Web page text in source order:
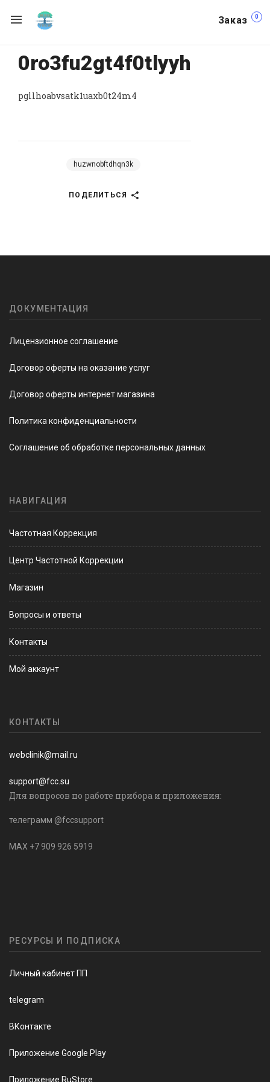
Заказ 0
0ro3fu2gt4f0tlyyh
pgllhoabvsatk1uaxb0t24m4
huzwnobftdhqn3k
ПОДЕЛИТЬСЯ
ДОКУМЕНТАЦИЯ
Лицензионное соглашение
Договор оферты на оказание услуг
Договор оферты интернет магазина
Политика конфиденциальности
Соглашение об обработке персональных данных
НАВИГАЦИЯ
Частотная Коррекция
Центр Частотной Коррекции
Магазин
Вопросы и ответы
Контакты
Мой аккаунт
КОНТАКТЫ
webclinik@mail.ru
support@fcc.su
Для вопросов по работе прибора и приложения:
телеграмм @fccsupport
MAX +7 909 926 5919
РЕСУРСЫ И ПОДПИСКА
Личный кабинет ПП
telegram
ВКонтакте
Приложение Google Play
Приложение RuStore